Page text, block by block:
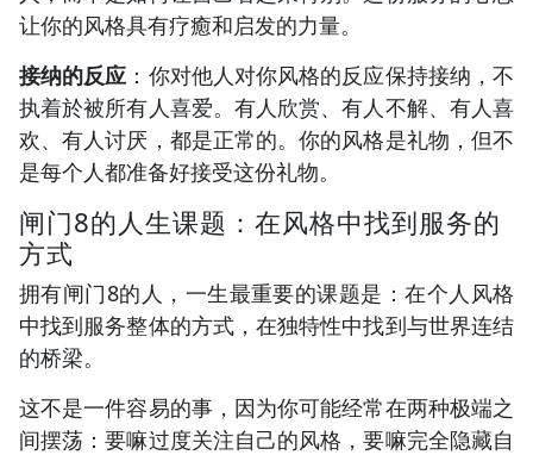
让你的风格具有疗癒和启发的力量。
接纳的反应 ：你对他人对你风格的反应保持接纳，不
执着於被所有人喜爱。有人欣赏、有人不解、有人喜
欢、有人讨厌，都是正常的。你的风格是礼物，但不
是每个人都准备好接受这份礼物。
闸门8的人生课题：在风格中找到服务的
方式
拥有闸门8的人，一生最重要的课题是：在个人风格
中找到服务整体的方式，在独特性中找到与世界连结
的桥梁。
这不是一件容易的事，因为你可能经常在两种极端之
间摆荡：要嘛过度关注自己的风格，要嘛完全隐藏自